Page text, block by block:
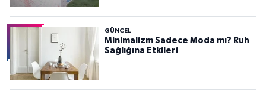
GÜNCEL
Minimalizm Sadece Moda mı? Ruh
Sağlığına Etkileri